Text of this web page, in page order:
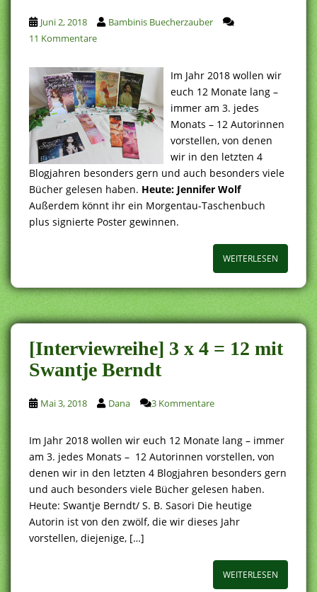
Juni 2, 2018
Bambinis Buecherzauber
11 Kommentare
Im Jahr 2018 wollen wir
euch 12 Monate lang –
immer am 3. jedes
Monats – 12 Autorinnen
vorstellen, von denen
wir in den letzten 4
Blogjahren besonders gern und auch besonders viele
Bücher gelesen haben. Heute: Jennifer Wolf
Außerdem könnt ihr ein Morgentau-Taschenbuch
plus signierte Poster gewinnen.
WEITERLESEN
[Interviewreihe] 3 x 4 = 12 mit
Swantje Berndt
Mai 3, 2018 Dana 3 Kommentare
Im Jahr 2018 wollen wir euch 12 Monate lang – immer
am 3. jedes Monats – 12 Autorinnen vorstellen, von
denen wir in den letzten 4 Blogjahren besonders gern
und auch besonders viele Bücher gelesen haben.
Heute: Swantje Berndt/ S. B. Sasori Die heutige
Autorin ist von den zwölf, die wir dieses Jahr
vorstellen, diejenige, […]
WEITERLESEN